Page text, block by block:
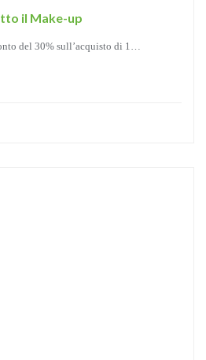
il Make-up
del 30% sull’acquisto di 1…